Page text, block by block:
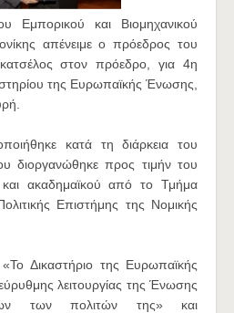
Εμπορικού και Βιομηχανικού
απένειμε ο πρόεδρος του
στον πρόεδρο, για 4η
της Ευρωπαϊκής Ένωσης,
κατά τη διάρκεια του
διοργανώθηκε προς τιμήν του
και ακαδημαϊκού από το Τμήμα
Επιστήμης της Νομικής
Δικαστήριο της Ευρωπαϊκής
λειτουργίας της Ένωσης
των πολιτών της» και